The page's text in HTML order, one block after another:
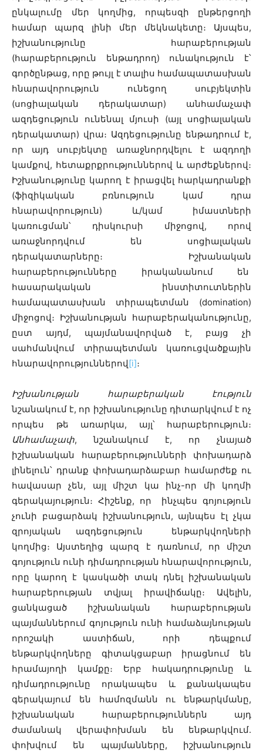
ընկալումը մեր կողմից, որպեսզի ընթերցողի
համար պարզ լինի մեր մեկնակետը։ Այսպես,
իշխանությունը հարաբերության
(հարաբերություն ենթադրող) ունակություն է՝
գործընթաց, որը թույլ է տալիս համապատասխան
հնարավորություն ունեցող սուբյեկտին
(սոցիալական դերակատար) անհամաչափ
ազդեցություն ունենալ մյուսի (այլ սոցիալական
դերակատար) վրա։ Ազդեցությունը ենթադրում է,
որ այդ սուբյեկտը առաջնորդվելու է ազդողի
կամքով, հետաքրքրություններով և արժեքներով։
Իշխանությունը կարող է իրացվել հարկադրանքի
(ֆիզիկական բռնություն կամ դրա
հնարավորություն) և/կամ իմաստների
կառուցման՝ դիսկուրսի միջոցով, որով
առաջնորդվում են սոցիալական
դերակատարները։ Իշխանական
հարաբերությունները իրականանում են
հասարակական ինստիտուտներին
համապատասխան տիրապետման (domination)
միջոցով։ Իշխանության հարաբերականությունը,
ըստ այդմ, պայմանավորված է, բայց չի
սահմանվում տիրապետման կառուցվածքային
հնարավորություններով[i]։
Իշխանության հարաբերական էություն
նշանակում է, որ իշխանությունը դիտարկվում է ոչ
որպես թե առարկա, այլ՝ հարաբերություն։
Անհամաչափ, նշանակում է, որ չնայած
իշխանական հարաբերությունների փոխադարձ
լինելուն՝ դրանք փոխադարձաբար համարժեք ու
հավասար չեն, այլ միշտ կա ինչ-որ մի կողմի
գերակայություն։ Հիշենք, որ ինչպես գոյություն
չունի բացարձակ իշխանություն, այնպես էլ չկա
զրոյական ազդեցություն ենթարկվողների
կողմից։ Այստեղից պարզ է դառնում, որ միշտ
գոյություն ունի դիմադրության հնարավորություն,
որը կարող է կասկածի տակ դնել իշխանական
հարաբերության տվյալ իրավիճակը։ Ավելին,
ցանկացած իշխանական հարաբերության
պայմաններում գոյություն ունի համաձայնության
որոշակի աստիճան, որի դեպքում
ենթարկվողները գիտակցաբար իրացնում են
հրամայողի կամքը։ Երբ հակադրությունը և
դիմադրությունը որակապես և քանակապես
գերակայում են համոզմանն ու ենթարկմանը,
իշխանական հարաբերություններն այդ
ժամանակ վերափոխման են ենթարկվում.
փոխվում են պայմանները, իշխանություն